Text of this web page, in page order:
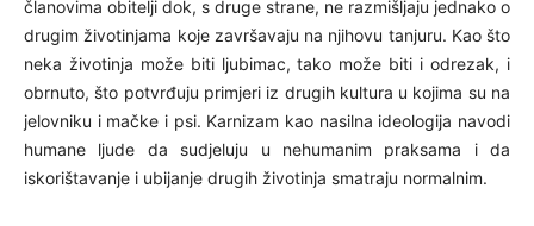
članovima obitelji dok, s druge strane, ne razmišljaju jednako o
drugim životinjama koje završavaju na njihovu tanjuru. Kao što
neka životinja može biti ljubimac, tako može biti i odrezak, i
obrnuto, što potvrđuju primjeri iz drugih kultura u kojima su na
jelovniku i mačke i psi. Karnizam kao nasilna ideologija navodi
humane ljude da sudjeluju u nehumanim praksama i da
iskorištavanje i ubijanje drugih životinja smatraju normalnim.